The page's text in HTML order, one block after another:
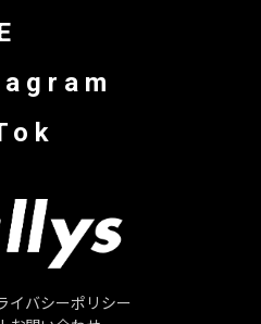
イバシーポリシー